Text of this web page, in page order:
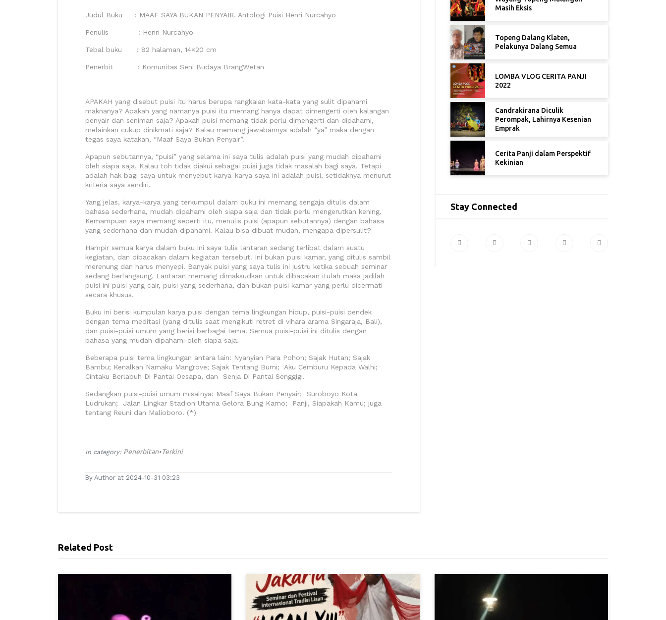
Judul Buku : MAAF SAYA BUKAN PENYAIR. Antologi Puisi Henri Nurcahyo
Penulis : Henri Nurcahyo
Tebal buku : 82 halaman, 14×20 cm
Penerbit : Komunitas Seni Budaya BrangWetan
APAKAH yang disebut puisi itu harus berupa rangkaian kata-kata yang sulit dipahami
maknanya? Apakah yang namanya puisi itu memang hanya dapat dimengerti oleh kalangan
penyair dan seniman saja? Apakah puisi memang tidak perlu dimengerti dan dipahami,
melainkan cukup dinikmati saja? Kalau memang jawabannya adalah “ya” maka dengan
tegas saya katakan, “Maaf Saya Bukan Penyair”.
Apapun sebutannya, “puisi” yang selama ini saya tulis adalah puisi yang mudah dipahami
oleh siapa saja. Kalau toh tidak diakui sebagai puisi juga tidak masalah bagi saya. Tetapi
adalah hak bagi saya untuk menyebut karya-karya saya ini adalah puisi, setidaknya menurut
kriteria saya sendiri.
Yang jelas, karya-karya yang terkumpul dalam buku ini memang sengaja ditulis dalam
bahasa sederhana, mudah dipahami oleh siapa saja dan tidak perlu mengerutkan kening.
Kemampuan saya memang seperti itu, menulis puisi (apapun sebutannya) dengan bahasa
yang sederhana dan mudah dipahami. Kalau bisa dibuat mudah, mengapa dipersulit?
Hampir semua karya dalam buku ini saya tulis lantaran sedang terlibat dalam suatu
kegiatan, dan dibacakan dalam kegiatan tersebut. Ini bukan puisi kamar, yang ditulis sambil
merenung dan harus menyepi. Banyak puisi yang saya tulis ini justru ketika sebuah seminar
sedang berlangsung. Lantaran memang dimaksudkan untuk dibacakan itulah maka jadilah
puisi ini puisi yang cair, puisi yang sederhana, dan bukan puisi kamar yang perlu dicermati
secara khusus.
Buku ini berisi kumpulan karya puisi dengan tema lingkungan hidup, puisi-puisi pendek
dengan tema meditasi (yang ditulis saat mengikuti retret di vihara arama Singaraja, Bali),
dan puisi-puisi umum yang berisi berbagai tema. Semua puisi-puisi ini ditulis dengan
bahasa yang mudah dipahami oleh siapa saja.
Beberapa puisi tema lingkungan antara lain: Nyanyian Para Pohon; Sajak Hutan; Sajak
Bambu; Kenalkan Namaku Mangrove; Sajak Tentang Bumi; Aku Cemburu Kepada Walhi;
Cintaku Berlabuh Di Pantai Oesapa, dan Senja Di Pantai Senggigi.
Sedangkan puisi-puisi umum misalnya: Maaf Saya Bukan Penyair; Suroboyo Kota
Ludrukan; Jalan Lingkar Stadion Utama Gelora Bung Karno; Panji, Siapakah Kamu; juga
tentang Reuni dan Malioboro. (*)
In category: Penerbitan•Terkini
By Author at 2024-10-31 03:23
Masih Eksis
Topeng Dalang Klaten,
Pelakunya Dalang Semua
LOMBA VLOG CERITA PANJI
2022
Candrakirana Diculik
Perompak, Lahirnya Kesenian
Emprak
Cerita Panji dalam Perspektif
Kekinian
Stay Connected
Related Post